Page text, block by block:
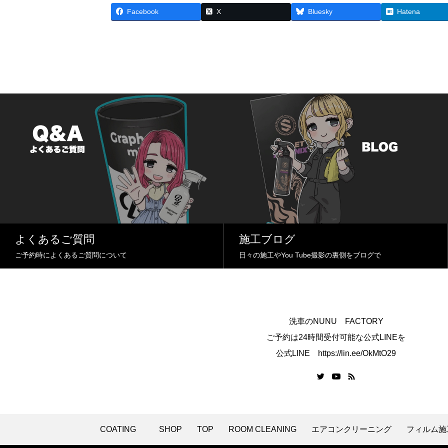
Facebook X Bluesky Hatena
よくあるご質問
ご予約時によくあるご質問について
施工ブログ
日々の施工やYou Tube撮影の裏側をブログで
洗車のNUNU FACTORY
ご予約は24時間受付可能な公式LINEを
公式LINE https://lin.ee/OkMtO29
COATING SHOP TOP ROOM CLEANING エアコンクリーニング フィルム施